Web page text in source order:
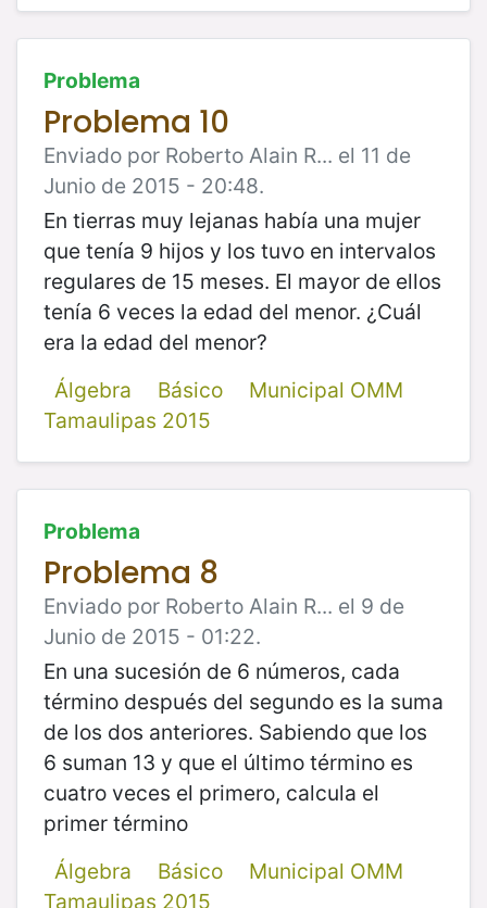
Problema
Problema 10
Enviado por Roberto Alain R... el 11 de
Junio de 2015 - 20:48.
En tierras muy lejanas había una mujer
que tenía 9 hijos y los tuvo en intervalos
regulares de 15 meses. El mayor de ellos
tenía 6 veces la edad del menor. ¿Cuál
era la edad del menor?
Álgebra
Básico
Municipal OMM
Tamaulipas 2015
Problema
Problema 8
Enviado por Roberto Alain R... el 9 de
Junio de 2015 - 01:22.
En una sucesión de 6 números, cada
término después del segundo es la suma
de los dos anteriores. Sabiendo que los
6 suman 13 y que el último término es
cuatro veces el primero, calcula el
primer término
Álgebra
Básico
Municipal OMM
Tamaulipas 2015